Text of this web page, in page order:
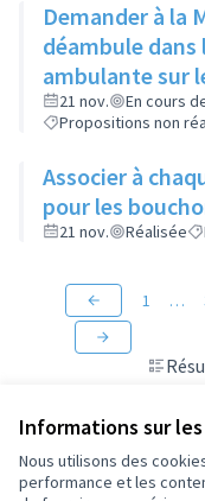
Informations sur
Nous utilisons des
performance et les
Demander à la
déambule
ambulante sur
dégradation
21 nov.
En cours
Propositions non
Associer à
pour les
21 nov. Réalisée
1 …
Conditions d'utilisation